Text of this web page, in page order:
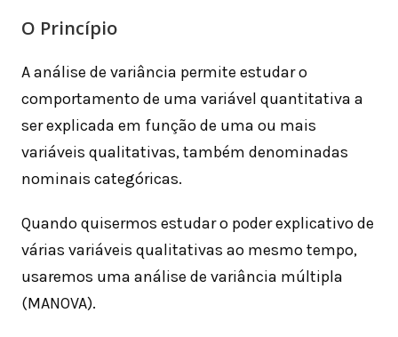
O Princípio
A análise de variância permite estudar o
comportamento de uma variável quantitativa a
ser explicada em função de uma ou mais
variáveis ​​qualitativas, também denominadas
nominais categóricas.
Quando quisermos estudar o poder explicativo de
várias variáveis ​​qualitativas ao mesmo tempo,
usaremos uma análise de variância múltipla
(MANOVA).